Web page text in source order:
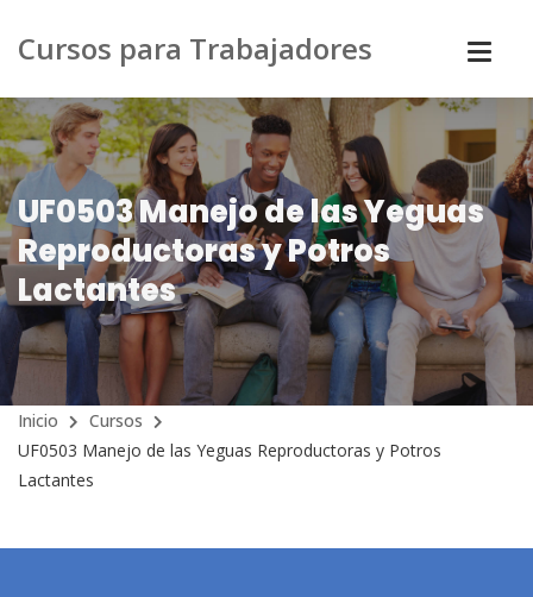
Cursos para Trabajadores
UF0503 Manejo de las Yeguas
Reproductoras y Potros
Lactantes
Inicio
Cursos
UF0503 Manejo de las Yeguas Reproductoras y Potros
Lactantes